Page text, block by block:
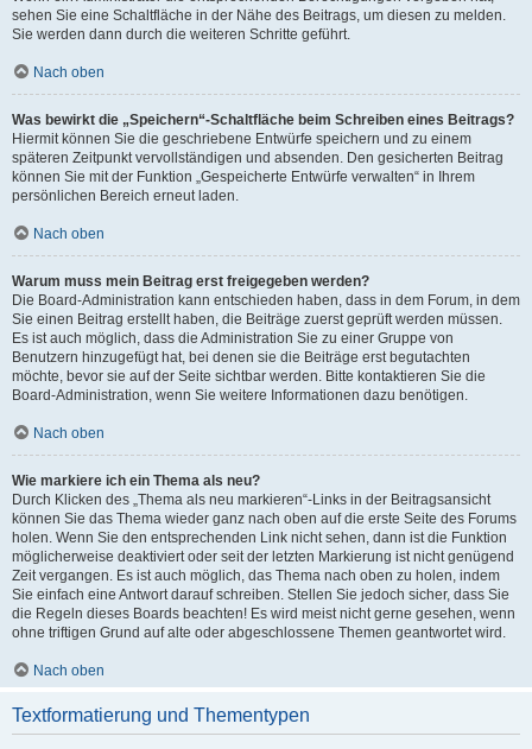
sehen Sie eine Schaltfläche in der Nähe des Beitrags, um diesen zu melden.
Sie werden dann durch die weiteren Schritte geführt.
Nach oben
Was bewirkt die „Speichern“-Schaltfläche beim Schreiben eines Beitrags?
Hiermit können Sie die geschriebene Entwürfe speichern und zu einem
späteren Zeitpunkt vervollständigen und absenden. Den gesicherten Beitrag
können Sie mit der Funktion „Gespeicherte Entwürfe verwalten“ in Ihrem
persönlichen Bereich erneut laden.
Nach oben
Warum muss mein Beitrag erst freigegeben werden?
Die Board-Administration kann entschieden haben, dass in dem Forum, in dem
Sie einen Beitrag erstellt haben, die Beiträge zuerst geprüft werden müssen.
Es ist auch möglich, dass die Administration Sie zu einer Gruppe von
Benutzern hinzugefügt hat, bei denen sie die Beiträge erst begutachten
möchte, bevor sie auf der Seite sichtbar werden. Bitte kontaktieren Sie die
Board-Administration, wenn Sie weitere Informationen dazu benötigen.
Nach oben
Wie markiere ich ein Thema als neu?
Durch Klicken des „Thema als neu markieren“-Links in der Beitragsansicht
können Sie das Thema wieder ganz nach oben auf die erste Seite des Forums
holen. Wenn Sie den entsprechenden Link nicht sehen, dann ist die Funktion
möglicherweise deaktiviert oder seit der letzten Markierung ist nicht genügend
Zeit vergangen. Es ist auch möglich, das Thema nach oben zu holen, indem
Sie einfach eine Antwort darauf schreiben. Stellen Sie jedoch sicher, dass Sie
die Regeln dieses Boards beachten! Es wird meist nicht gerne gesehen, wenn
ohne triftigen Grund auf alte oder abgeschlossene Themen geantwortet wird.
Nach oben
Textformatierung und Thementypen